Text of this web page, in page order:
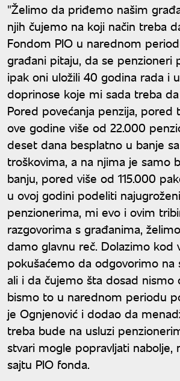
"Želimo da priđemo našim
njih čujemo na koji način treba
Fondom PIO u narednom
građani pitaju, da se penzioneri
ipak oni uložili 40 godina rada i
doprinose koje mi sada treba
Pored povećanja penzija, pored
ove godine više od 22.000
deset dana besplatno u banje
troškovima, a na njima je samo
banju, pored više od 115.000
u ovoj godini podeliti
penzionerima, mi evo i ovim
razgovorima s građanima,
damo glavnu reč. Dolazimo kod
pokušaćemo da odgovorimo na
ali i da čujemo šta dosad nismo
bismo to u narednom periodu
je Ognjenović i dodao da
treba bude na usluzi
stvari mogle popravljati nabolje,
sajtu PIO fonda.